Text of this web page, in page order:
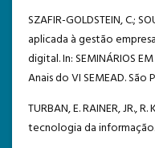
SZAFIR-GOLDSTEIN, C.;
aplicada à gestão
digital. In: SEMINÁRIOS
Anais do VI SEMEAD. São
TURBAN, E. RAINER, JR.,
tecnologia da